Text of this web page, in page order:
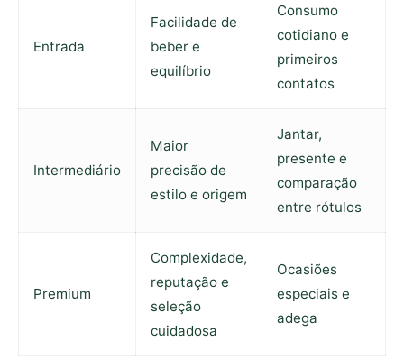
Entrada
Facilidade de
beber e
equilíbrio
Consumo
cotidiano e
primeiros
contatos
Intermediário
Maior
precisão de
estilo e origem
Jantar,
presente e
comparação
entre rótulos
Premium
Complexidade,
reputação e
seleção
cuidadosa
Ocasiões
especiais e
adega